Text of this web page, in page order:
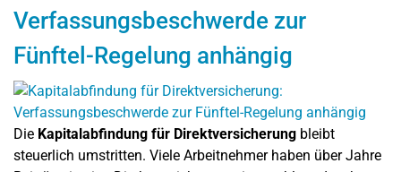
Verfassungsbeschwerde zur
Fünftel-Regelung anhängig
Die Kapitalabfindung für Direktversicherung bleibt
steuerlich umstritten. Viele Arbeitnehmer haben über Jahre